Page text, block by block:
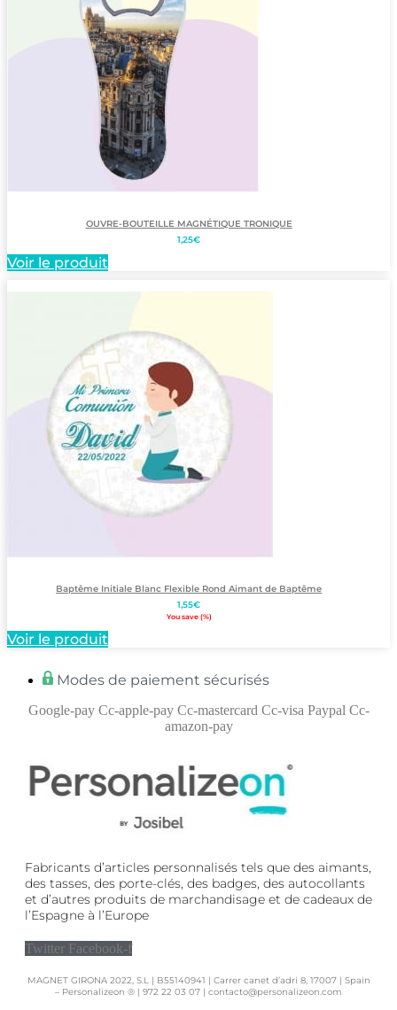
OUVRE-BOUTEILLE MAGNÉTIQUE TRONIQUE
1,25€
Voir le produit
Baptême Initiale Blanc Flexible Rond Aimant de Baptême
1,55€
You save (%)
Voir le produit
Modes de paiement sécurisés
Google-pay Cc-apple-pay Cc-mastercard Cc-visa Paypal Cc-
amazon-pay
Fabricants d’articles personnalisés tels que des aimants,
des tasses, des porte-clés, des badges, des autocollants
et d’autres produits de marchandisage et de cadeaux de
l’Espagne à l’Europe
Twitter Facebook-f
MAGNET GIRONA 2022, S.L | B55140941 | Carrer canet d’adri 8, 17007 | Spain
– Personalizeon ® | 972 22 03 07 | contacto@personalizeon.com